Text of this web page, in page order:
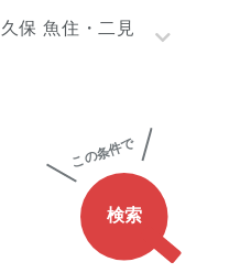
保 魚住・二見